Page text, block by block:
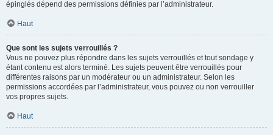
épinglés dépend des permissions définies par l’administrateur.
Haut
Que sont les sujets verrouillés ?
Vous ne pouvez plus répondre dans les sujets verrouillés et tout sondage y
étant contenu est alors terminé. Les sujets peuvent être verrouillés pour
différentes raisons par un modérateur ou un administrateur. Selon les
permissions accordées par l’administrateur, vous pouvez ou non verrouiller
vos propres sujets.
Haut